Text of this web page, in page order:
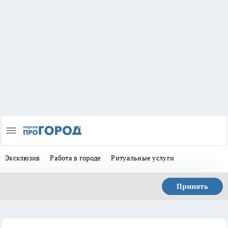
Эксклюзив Работа в городе Ритуальные услуги
Принять